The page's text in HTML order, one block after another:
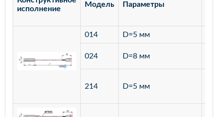
исполнение
Модель Параметры
014 D=5 мм
024 D=8 мм
214 D=5 мм